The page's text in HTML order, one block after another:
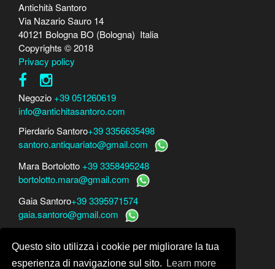
Questo sito utilizza i cookie per migliorare la tua
esperienza di navigazione sul sito.
Learn more
Antichità Santoro
Via Nazario Sauro 14
40121 Bologna BO (Bologna) Italia
Copyrights © 2018
Privacy policy
Negozio +39 051260619
info@antichitasantoro.com
Pierdario Santoro+39 3356635498
santoro.antiquariato@gmail.com
Mara Bortolotto +39 3358495248
bortolotto.mara@gmail.com
Gaia Santoro+39 3395971574
gaia.santoro@gmail.com
Mara Bortolottowww.perito-arte-antiquariato.it
Dario Santorowww.peritoarte.info